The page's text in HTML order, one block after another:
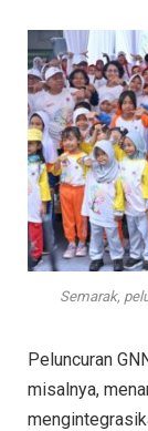
Semarak,
Peluncuran
misalnya,